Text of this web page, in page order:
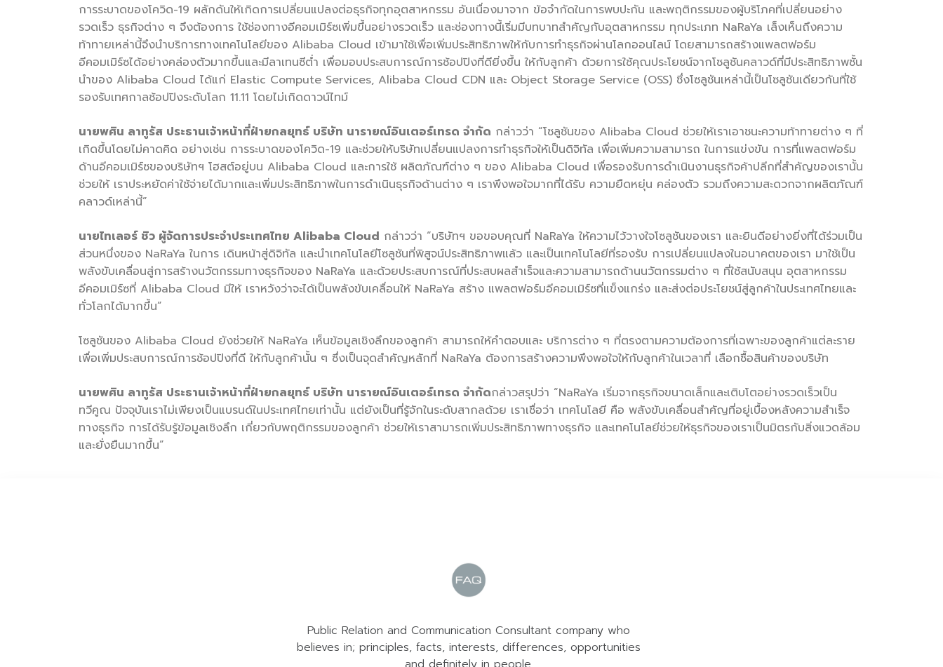
การระบาดของโควิด-19 ผลักดันให้เกิดการเปลี่ยนแปลงต่อธุรกิจทุกอุตสาหกรรม อันเนื่องมาจาก ข้อจำกัดในการพบปะกัน และพฤติกรรมของผู้บริโภคที่เปลี่ยนอย่าง
รวดเร็ว ธุรกิจต่าง ๆ จึงต้องการ ใช้ช่องทางอีคอมเมิร์ซเพิ่มขึ้นอย่างรวดเร็ว และช่องทางนี้เริ่มมีบทบาทสำคัญกับอุตสาหกรรม ทุกประเภท NaRaYa เล็งเห็นถึงความ
ท้าทายเหล่านี้จึงนำบริการทางเทคโนโลยีของ Alibaba Cloud เข้ามาใช้เพื่อเพิ่มประสิทธิภาพให้กับการทำธุรกิจผ่านโลกออนไลน์ โดยสามารถสร้างแพลตฟอร์ม
อีคอมเมิร์ซได้อย่างคล่องตัวมากขึ้นและมีลาเทนซีต่ำ เพื่อมอบประสบการณ์การช้อปปิงที่ดียิ่งขึ้น ให้กับลูกค้า ด้วยการใช้คุณประโยชน์จากโซลูชันคลาวด์ที่มีประสิทธิภาพชั้น
นำของ Alibaba Cloud ได้แก่ Elastic Compute Services, Alibaba Cloud CDN และ Object Storage Service (OSS) ซึ่งโซลูชันเหล่านี้เป็นโซลูชันเดียวกันที่ใช้
รองรับเทศกาลช้อปปิงระดับโลก 11.11 โดยไม่เกิดดาวน์ไทม์
นายพศิน ลาทูรัส ประธานเจ้าหน้าที่ฝ่ายกลยุทธ์ บริษัท นารายณ์อินเตอร์เทรด จำกัด กล่าวว่า “โซลูชันของ Alibaba Cloud ช่วยให้เราเอาชนะความท้าทายต่าง ๆ ที่
เกิดขึ้นโดยไม่คาดคิด อย่างเช่น การระบาดของโควิด-19 และช่วยให้บริษัทเปลี่ยนแปลงการทำธุรกิจให้เป็นดิจิทัล เพื่อเพิ่มความสามารถ ในการแข่งขัน การที่แพลตฟอร์ม
ด้านอีคอมเมิร์ซของบริษัทฯ โฮสต์อยู่บน Alibaba Cloud และการใช้ ผลิตภัณฑ์ต่าง ๆ ของ Alibaba Cloud เพื่อรองรับการดำเนินงานธุรกิจค้าปลีกที่สำคัญของเรานั้น
ช่วยให้ เราประหยัดค่าใช้จ่ายได้มากและเพิ่มประสิทธิภาพในการดำเนินธุรกิจด้านต่าง ๆ เราพึงพอใจมากที่ได้รับ ความยืดหยุ่น คล่องตัว รวมถึงความสะดวกจากผลิตภัณฑ์
คลาวด์เหล่านี้”
นายไทเลอร์ ชิว ผู้จัดการประจำประเทศไทย Alibaba Cloud กล่าวว่า “บริษัทฯ ขอขอบคุณที่ NaRaYa ให้ความไว้วางใจโซลูชันของเรา และยินดีอย่างยิ่งที่ได้ร่วมเป็น
ส่วนหนึ่งของ NaRaYa ในการ เดินหน้าสู่ดิจิทัล และนำเทคโนโลยีโซลูชันที่พิสูจน์ประสิทธิภาพแล้ว และเป็นเทคโนโลยีที่รองรับ การเปลี่ยนแปลงในอนาคตของเรา มาใช้เป็น
พลังขับเคลื่อนสู่การสร้างนวัตกรรมทางธุรกิจของ NaRaYa และด้วยประสบการณ์ที่ประสบผลสำเร็จและความสามารถด้านนวัตกรรมต่าง ๆ ที่ใช้สนับสนุน อุตสาหกรรม
อีคอมเมิร์ซที่ Alibaba Cloud มีให้ เราหวังว่าจะได้เป็นพลังขับเคลื่อนให้ NaRaYa สร้าง แพลตฟอร์มอีคอมเมิร์ซที่แข็งแกร่ง และส่งต่อประโยชน์สู่ลูกค้าในประเทศไทยและ
ทั่วโลกได้มากขึ้น”
โซลูชันของ Alibaba Cloud ยังช่วยให้ NaRaYa เห็นข้อมูลเชิงลึกของลูกค้า สามารถให้คำตอบและ บริการต่าง ๆ ที่ตรงตามความต้องการที่เฉพาะของลูกค้าแต่ละราย
เพื่อเพิ่มประสบการณ์การช้อปปิงที่ดี ให้กับลูกค้านั้น ๆ ซึ่งเป็นจุดสำคัญหลักที่ NaRaYa ต้องการสร้างความพึงพอใจให้กับลูกค้าในเวลาที่ เลือกซื้อสินค้าของบริษัท
นายพศิน ลาทูรัส ประธานเจ้าหน้าที่ฝ่ายกลยุทธ์ บริษัท นารายณ์อินเตอร์เทรด จำกัดกล่าวสรุปว่า “NaRaYa เริ่มจากธุรกิจขนาดเล็กและเติบโตอย่างรวดเร็วเป็น
ทวีคูณ ปัจจุบันเราไม่เพียงเป็นแบรนด์ในประเทศไทยเท่านั้น แต่ยังเป็นที่รู้จักในระดับสากลด้วย เราเชื่อว่า เทคโนโลยี คือ พลังขับเคลื่อนสำคัญที่อยู่เบื้องหลังความสำเร็จ
ทางธุรกิจ การได้รับรู้ข้อมูลเชิงลึก เกี่ยวกับพฤติกรรมของลูกค้า ช่วยให้เราสามารถเพิ่มประสิทธิภาพทางธุรกิจ และเทคโนโลยีช่วยให้ธุรกิจของเราเป็นมิตรกับสิ่งแวดล้อม
และยั่งยืนมากขึ้น”
Public Relation and Communication Consultant company who
believes in; principles, facts, interests, differences, opportunities